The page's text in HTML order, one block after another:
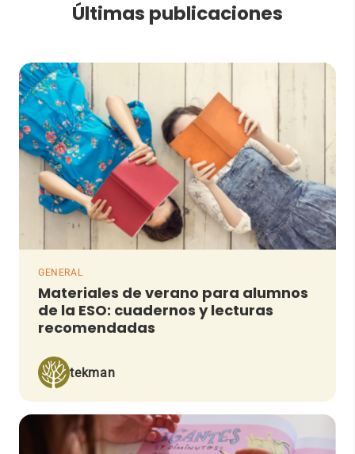
Últimas publicaciones
GENERAL
Materiales de verano para alumnos
de la ESO: cuadernos y lecturas
recomendadas
tekman